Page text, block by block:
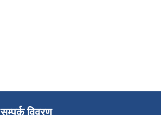
सम्पर्क विवरण